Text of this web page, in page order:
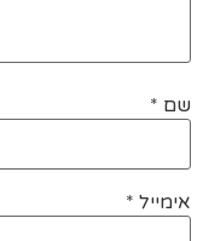
שם *
אימייל *